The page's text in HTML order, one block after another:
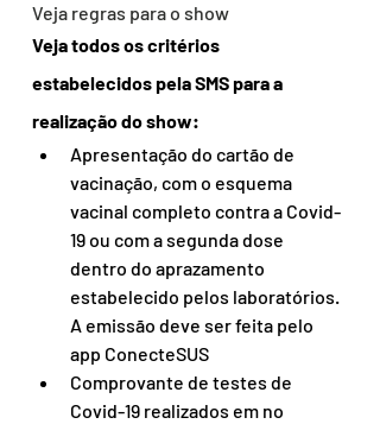
Veja regras para o show
Veja todos os critérios
estabelecidos pela SMS para a
realização do show:
Apresentação do cartão de
vacinação, com o esquema
vacinal completo contra a Covid-
19 ou com a segunda dose
dentro do aprazamento
estabelecido pelos laboratórios.
A emissão deve ser feita pelo
app ConecteSUS
Comprovante de testes de
Covid-19 realizados em no